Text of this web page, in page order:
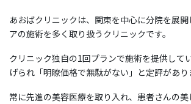
あおばクリニックは、関東を中心に分院を展
アの施術を多く取り扱うクリニックです。
クリニック独自の1回プランで施術を提供して
げられ「明瞭価格で無駄がない」と定評があり
常に先進の美容医療を取り入れ、患者さんの